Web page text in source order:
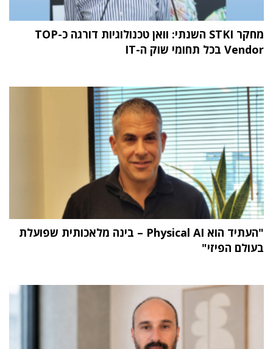
מחקר STKI השנתי: וואן טכנולוגיות דורגה כ-TOP
Vendor בכל תחומי שוק ה-IT
"העתיד הוא Physical AI – בינה מלאכותית שפועלת
בעולם הפיזי"